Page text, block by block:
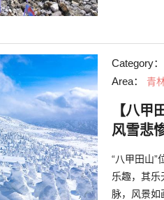
Category：
Area： 青
【八甲
风雪悲
“八甲田山”
乐趣，其乐
脉，风景如